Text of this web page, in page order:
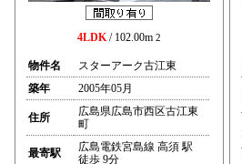
4LDK/ 102.00m 2
物件名
スターアーク古江東
築年
2005年05月
住所
広島県広島市西区古江東
町
最寄駅
広島電鉄宮島線 高須 駅
徒歩 9分